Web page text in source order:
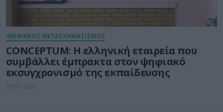
ΨΗΦΙΑΚΟΣ ΜΕΤΑΣΧΗΜΑΤΙΣΜΟΣ
CONCEPTUM: Η ελληνική εταιρεία που
συμβάλλει έμπρακτα στον ψηφιακό
εκσυγχρονισμό της εκπαίδευσης
20.07.2026